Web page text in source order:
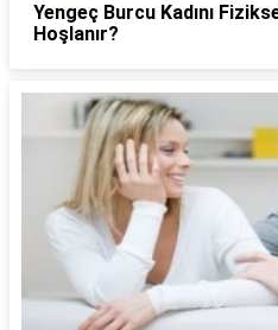
Yengeç Burcu Kadını
Hoşlanır?